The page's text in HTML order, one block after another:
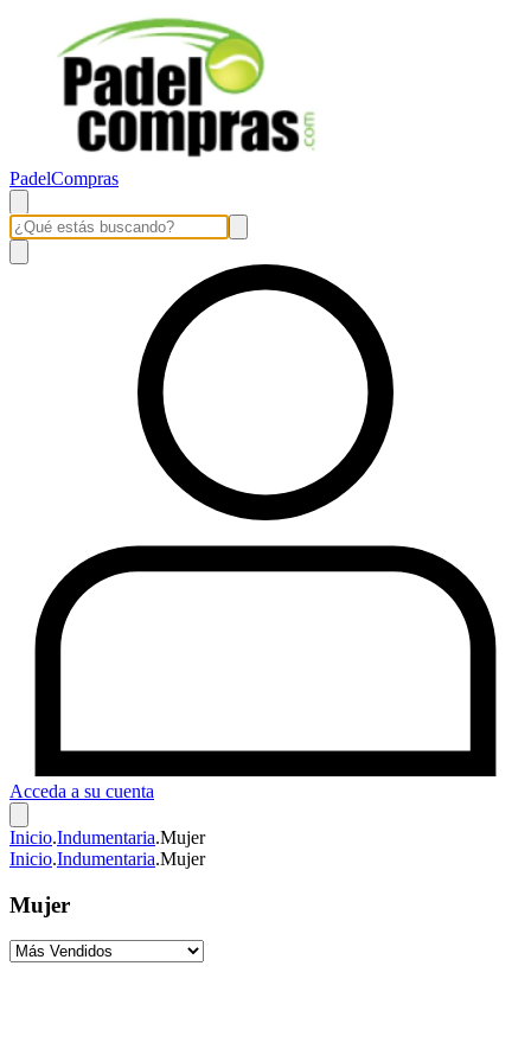
PadelCompras
Acceda a su cuenta
Inicio.Indumentaria.Mujer
Inicio.Indumentaria.Mujer
Mujer